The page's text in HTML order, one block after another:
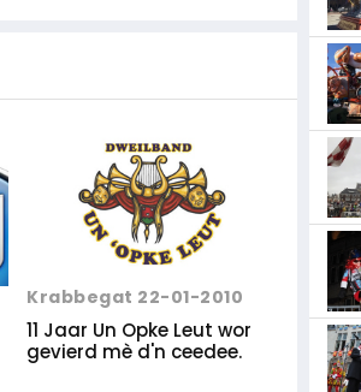
Krabbegat 22-01-2010
11 Jaar Un Opke Leut wor
gevierd mè d'n ceedee.